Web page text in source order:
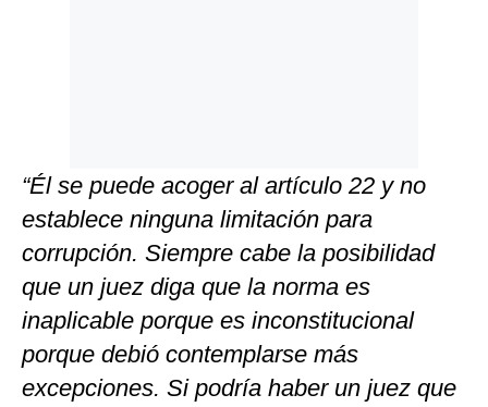
“Él se puede acoger al artículo 22 y no
establece ninguna limitación para
corrupción. Siempre cabe la posibilidad
que un juez diga que la norma es
inaplicable porque es inconstitucional
porque debió contemplarse más
excepciones. Si podría haber un juez que